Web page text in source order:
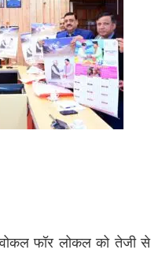
वोकल फॉर लोकल को तेजी से